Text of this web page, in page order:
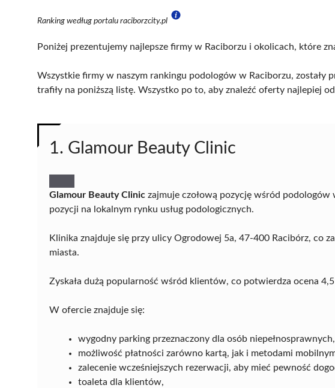
Ranking według portalu raciborzcity.pl
Poniżej prezentujemy najlepsze firmy w Raciborzu i okolicach, które
Wszystkie firmy w naszym rankingu podologów w Raciborzu, zostały
trafiły na poniższą listę. Wszystko po to, aby znaleźć oferty najlepiej
1. Glamour Beauty Clinic
Glamour Beauty Clinic zajmuje czołową pozycję wśród
pozycji na lokalnym rynku usług podologicznych.
Klinika znajduje się przy ulicy Ogrodowej 5a, 47-400 Racibórz, co
miasta.
Zyskała dużą popularność wśród klientów, co potwierdza ocena
W ofercie znajduje się:
wygodny parking przeznaczony dla osób niepełnosprawnych,
możliwość płatności zarówno kartą, jak i metodami
zalecenie wcześniejszych rezerwacji, aby mieć pewność
toaleta dla klientów,